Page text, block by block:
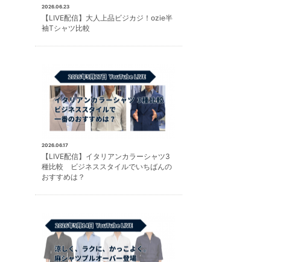
2026.06.23
【LIVE配信】大人上品ビジカジ！ozie半
袖Tシャツ比較
2026.06.17
【LIVE配信】イタリアンカラーシャツ3
種比較 ビジネススタイルでいちばんの
おすすめは？